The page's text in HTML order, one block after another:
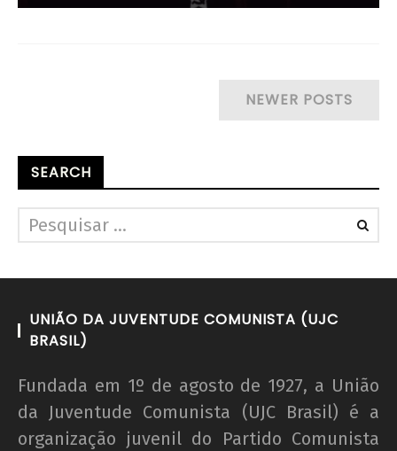
NEWER POSTS
SEARCH
UNIÃO DA JUVENTUDE COMUNISTA (UJC
BRASIL)
Fundada em 1º de agosto de 1927, a União
da Juventude Comunista (UJC Brasil) é a
organização juvenil do Partido Comunista